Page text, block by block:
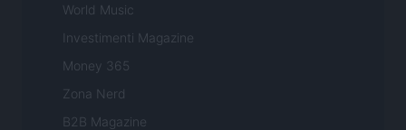
World Music
Investimenti Magazine
Money 365
Zona Nerd
B2B Magazine